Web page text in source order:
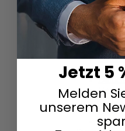
Damen
Herren
Solaruhren
Herren
Damen
Sportuhren
Damen
Herren
Swarovski &
Damen
Herren
Jetzt 5
Melden
unserem